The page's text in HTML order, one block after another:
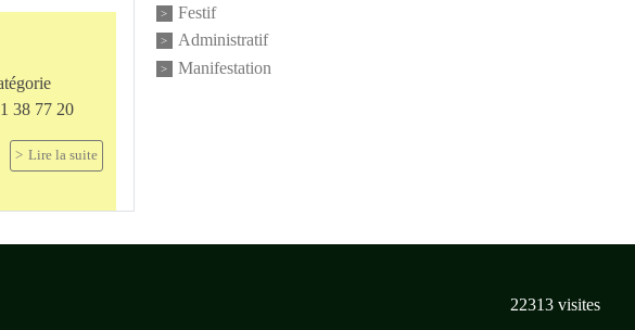
38 77 20
Lire la suite
Festif
Administratif
Manifestation
22313 visites